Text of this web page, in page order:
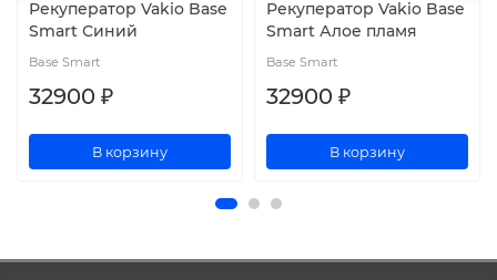
Рекуператор Vakio Base
Smart Синий
Base Smart
32900 ₽
В корзину
Рекуператор Vakio Base
Smart Алое пламя
Base Smart
32900 ₽
В корзину